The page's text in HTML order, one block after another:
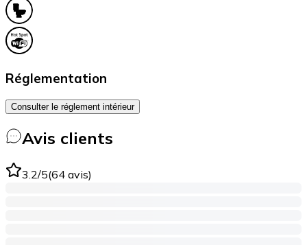
Réglementation
Consulter le réglement intérieur
Avis clients
3.2/5(64 avis)